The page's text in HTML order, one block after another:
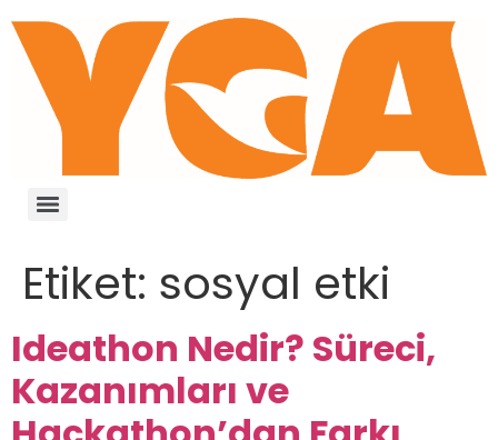
Etiket: sosyal etki
Ideathon Nedir? Süreci,
Kazanımları ve